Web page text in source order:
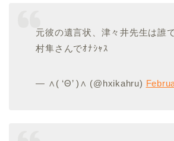
元彼の遺言状、津々井先生は誰
村隼さんでｵﾅｼｬｽ
— ∧( ‘Θ’ )∧ (@hxikahru)